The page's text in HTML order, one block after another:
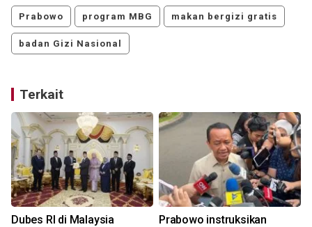
Prabowo program MBG makan bergizi gratis
badan Gizi Nasional
Terkait
Dubes RI di Malaysia
Prabowo instruksikan